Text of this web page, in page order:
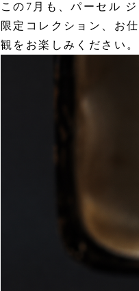
この7月も、パーセル
限定コレクション、お
観をお楽しみください。